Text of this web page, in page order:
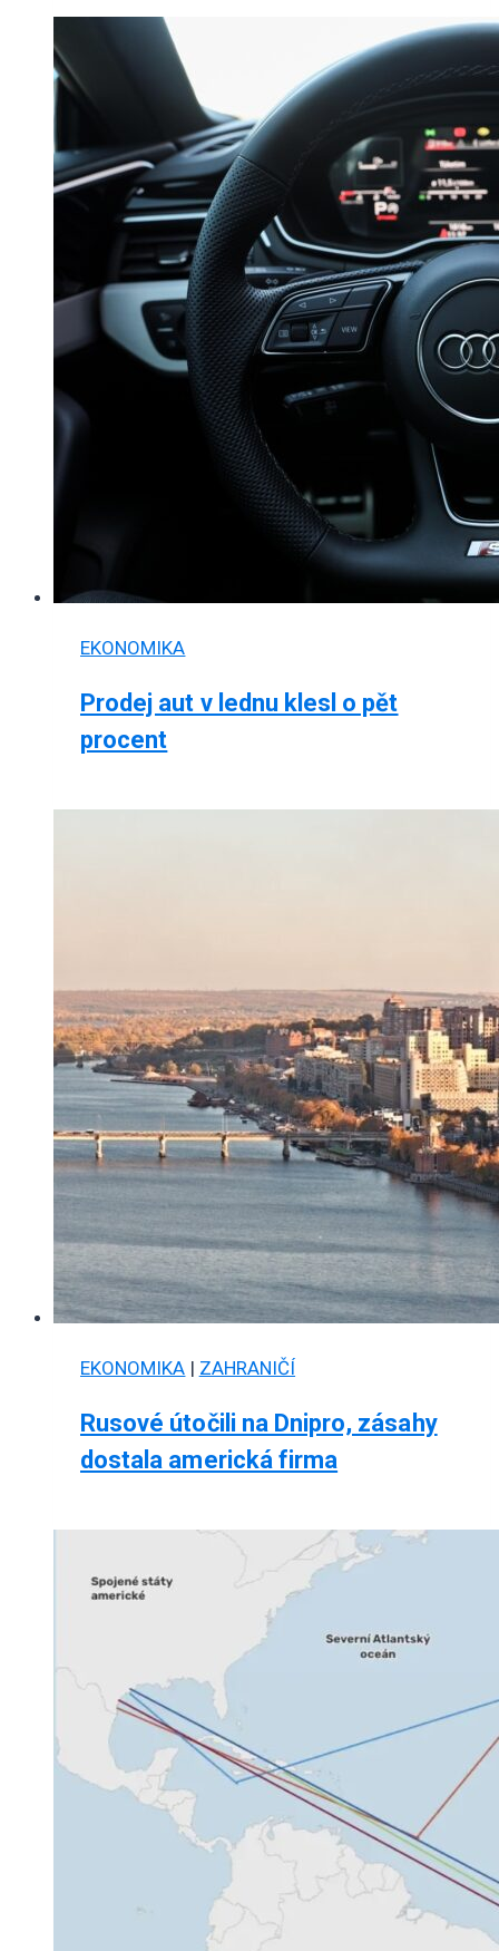
EKONOMIKA
Prodej aut v lednu klesl o pět
procent
EKONOMIKA | ZAHRANIČÍ
Rusové útočili na Dnipro, zásahy
dostala americká firma